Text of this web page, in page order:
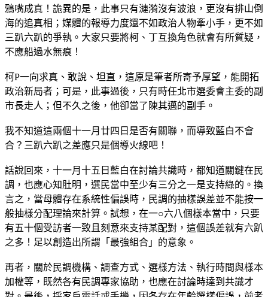
鴉嘴成真！詭異的是，此事只有漣漪沒有波浪，更沒有排山倒
海的追真相；媒體的報導力度還不如政治人物牽小手，更不如
三趴六趴的爭執。大家只要將柯、丁互換角色就會有所質疑，
不應船過水無痕！
柯P一向求真、敢說、坦直，這原是筆者所寄予厚望，能開拓
政治新局者；可是，此事過後，只有時任北市選委會主委的副
市長走人；但不久之後，他卻當了陳其邁的副手。
我不知道這兩個十一月廿四日是否有關聯，而導致藍白不會
合？三趴六趴之差應只是個導火線吧！
話說回來，十一月十五日藍白在討論共識時，都知道關鍵在民
調，也應心知肚明，選民當中至少有三分之一是支持綠的。換
言之，當母體存在系統性偏誤時，民調的抽樣誤差並不能按一
般抽樣分配理論來計算。試想，在一○六八個樣本當中，只要
有五十個受訪者一致且刻意來支持某配對，這個誤差就有六趴
之多！足以創造出所謂「最強組合」的意象。
再者，關於民調機構、調查方式、選樣方法、執行時間與樣本
加權等，既然各有民調專家協助，也應在討論時達到共識才